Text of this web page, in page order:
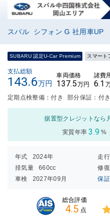
スバル シフォン G 社用車UP
SUBARU 認定U-Car Premium スマート
支払総額
143.6万円
車両価格
137.5万円
諸費
6.1
定期点検整備：付き 部分保証：付き
据置型クレジットなら
実質年率 3.9 %
年式 2024年 走
排気量
660cc 修
車検
2027年09月 保
総合評価
4.5 点